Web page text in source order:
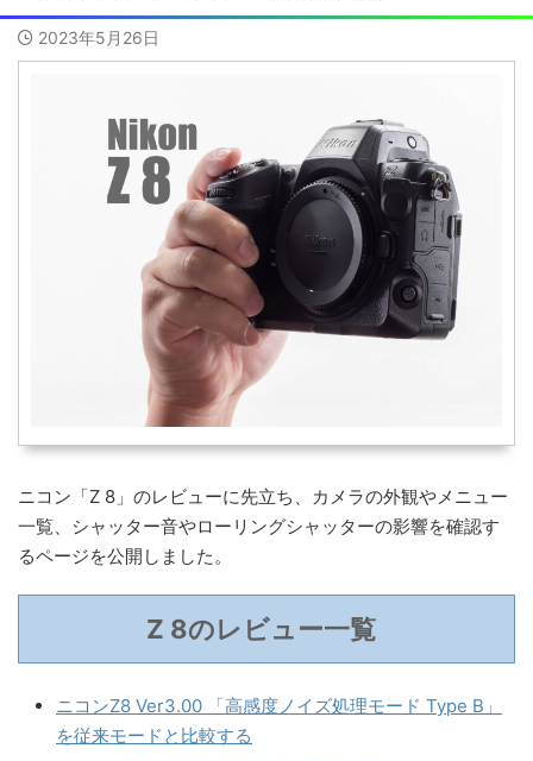
2023年5月26日
ニコン「Z 8」のレビューに先立ち、カメラの外観やメニュー
一覧、シャッター音やローリングシャッターの影響を確認す
るページを公開しました。
Z 8のレビュー一覧
ニコンZ8 Ver3.00 「高感度ノイズ処理モード Type B」
を従来モードと比較する